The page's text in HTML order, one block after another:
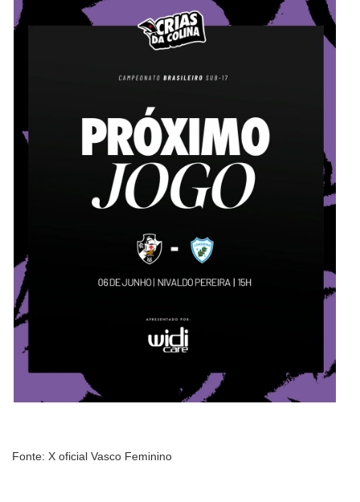
Fonte: X oficial Vasco Feminino